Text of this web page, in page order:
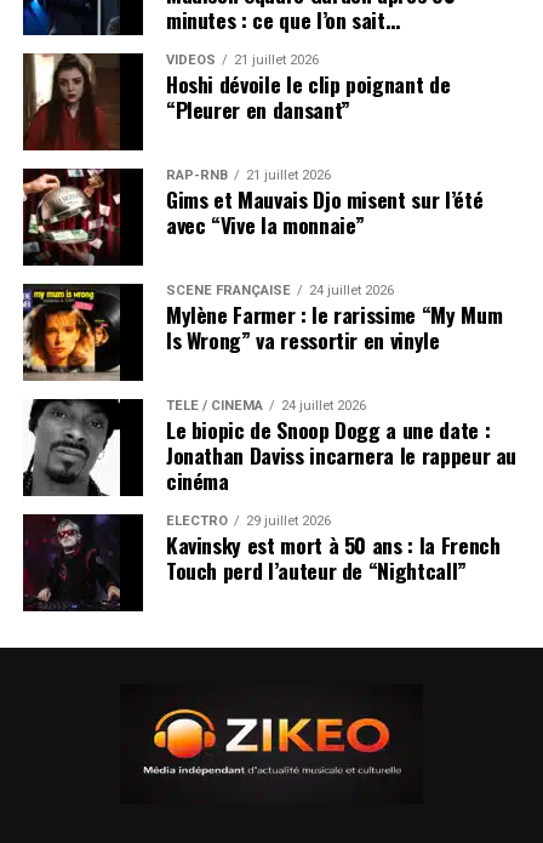
minutes : ce que l’on sait…
VIDEOS 21 juillet 2026
Hoshi dévoile le clip poignant de
“Pleurer en dansant”
RAP-RNB 21 juillet 2026
Gims et Mauvais Djo misent sur l’été
avec “Vive la monnaie”
SCÈNE FRANÇAISE 24 juillet 2026
Mylène Farmer : le rarissime “My Mum
Is Wrong” va ressortir en vinyle
TÉLÉ / CINÉMA 24 juillet 2026
Le biopic de Snoop Dogg a une date :
Jonathan Daviss incarnera le rappeur au
cinéma
ÉLECTRO 29 juillet 2026
Kavinsky est mort à 50 ans : la French
Touch perd l’auteur de “Nightcall”